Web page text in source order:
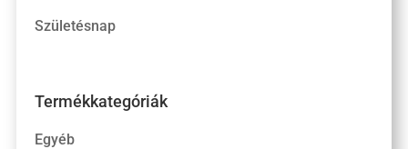
Születésnap
Termékkategóriák
Egyéb